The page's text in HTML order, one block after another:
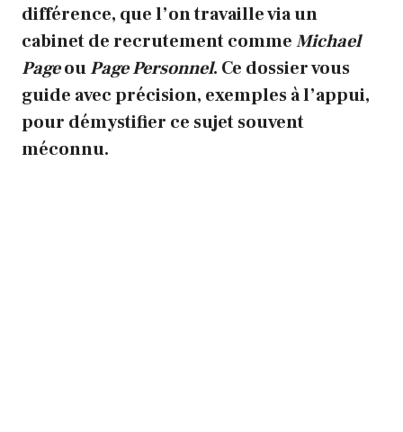
différence, que l’on travaille via un
cabinet de recrutement commeMichael
PageouPage Personnel. Ce dossier vous
guide avec précision, exemples à l’appui,
pour démystifier ce sujet souvent
méconnu.